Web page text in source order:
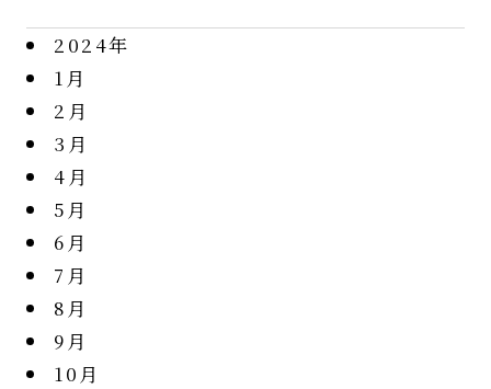
2024年
1月
2月
3月
4月
5月
6月
7月
8月
9月
10月